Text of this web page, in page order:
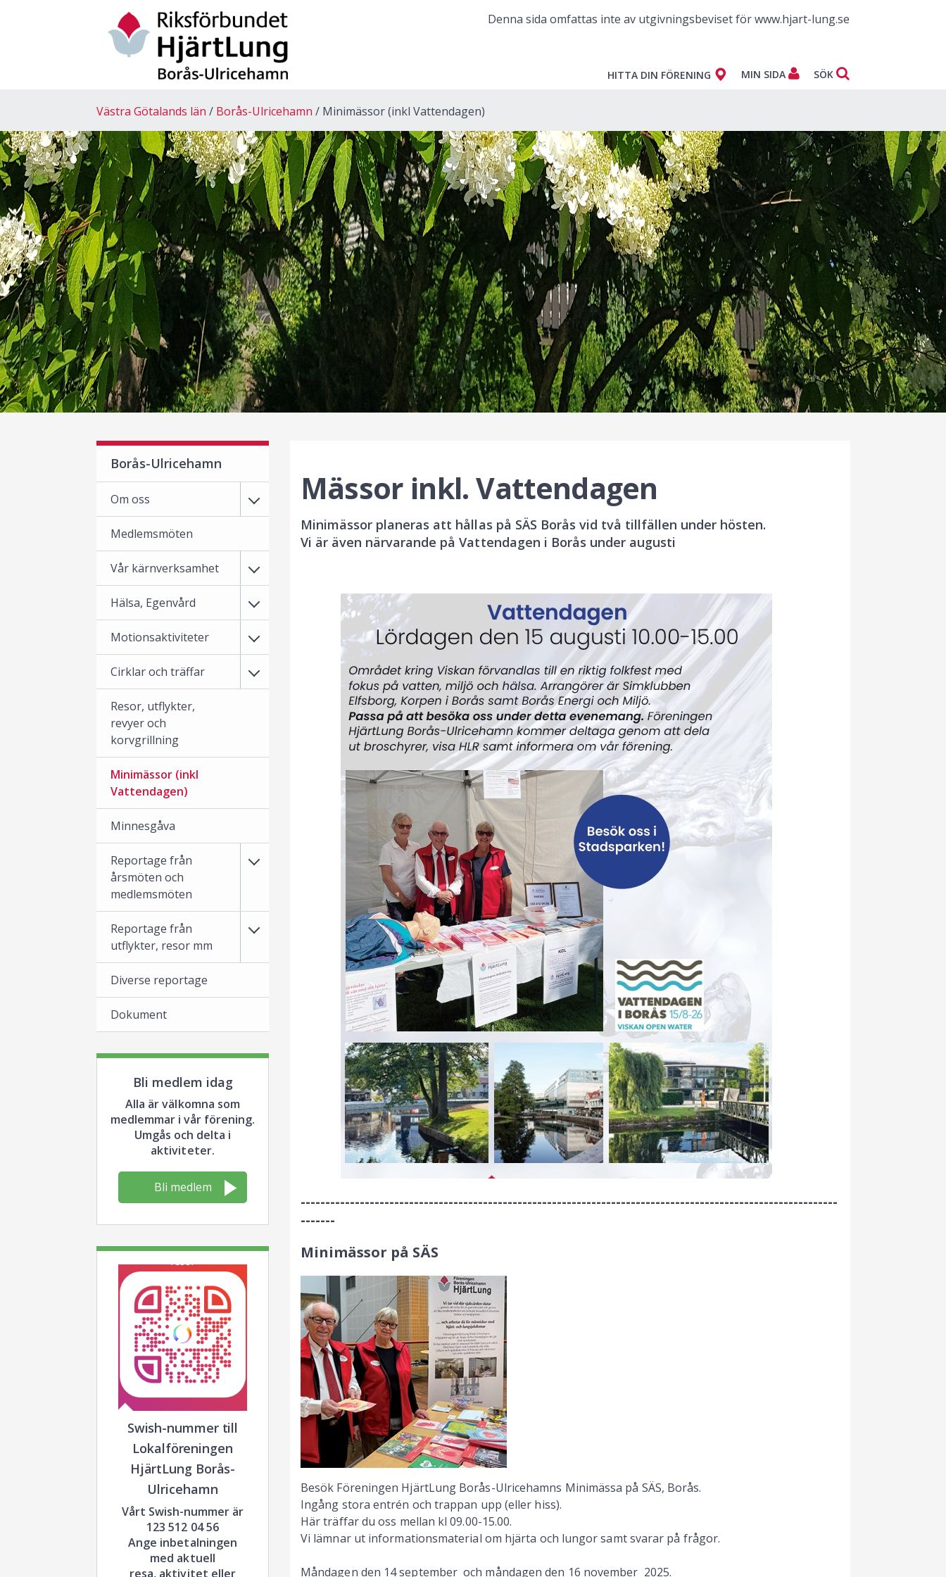
Denna sida omfattas inte av utgivningsbeviset för www.hjart-lung.se
HITTA DIN FÖRENING MIN SIDA SÖK
Västra Götalands län Borås-Ulricehamn Minimässor (inkl Vattendagen)
Mässor inkl. Vattendagen
Minimässor planeras att hållas på SÄS Borås vid två tillfällen under hösten.
Vi är även närvarande på Vattendagen i Borås under augusti
-------------------------------------------------------------------------------------------------------------
-------
Minimässor på SÄS
Besök Föreningen HjärtLung Borås-Ulricehamns Minimässa på SÄS, Borås.
Ingång stora entrén och trappan upp (eller hiss).
Här träffar du oss mellan kl 09.00-15.00.
Vi lämnar ut informationsmaterial om hjärta och lungor samt svarar på frågor.
Måndagen den 14 september och måndagen den 16 november 2025.
Borås-Ulricehamn
Om oss
Medlemsmöten
Vår kärnverksamhet
Hälsa, Egenvård
Motionsaktiviteter
Cirklar och träffar
Resor, utflykter,
revyer och
korvgrillning
Minimässor (inkl
Vattendagen)
Minnesgåva
Reportage från
årsmöten och
medlemsmöten
Reportage från
utflykter, resor mm
Diverse reportage
Dokument
Bli medlem idag
Alla är välkomna som
medlemmar i vår förening.
Umgås och delta i
aktiviteter.
Bli medlem
Swish-nummer till
Lokalföreningen
HjärtLung Borås-
Ulricehamn
Vårt Swish-nummer är
123 512 04 56
Ange inbetalningen
med aktuell
resa, aktivitet eller